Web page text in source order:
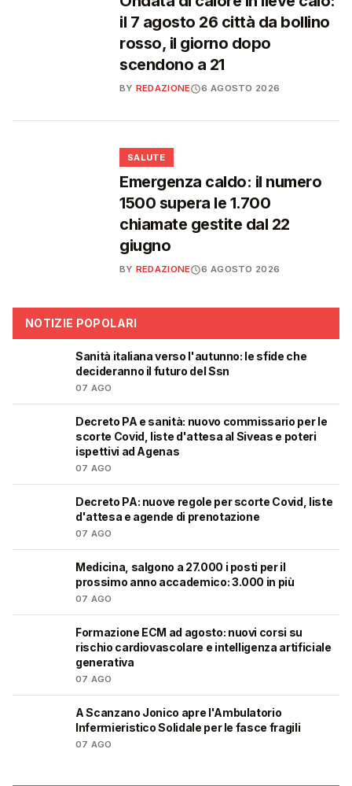
il 7 agosto 26 città da bollino
rosso, il giorno dopo
scendono a 21
BY REDAZIONE 6 AGOSTO 2026
SALUTE
Emergenza caldo: il numero
1500 supera le 1.700
chiamate gestite dal 22
giugno
BY REDAZIONE 6 AGOSTO 2026
NOTIZIE POPOLARI
Sanità italiana verso l'autunno: le sfide che
decideranno il futuro del Ssn
07 AGO
Decreto PA e sanità: nuovo commissario per le
scorte Covid, liste d'attesa al Siveas e poteri
ispettivi ad Agenas
07 AGO
Decreto PA: nuove regole per scorte Covid, liste
d'attesa e agende di prenotazione
07 AGO
Medicina, salgono a 27.000 i posti per il
prossimo anno accademico: 3.000 in più
07 AGO
Formazione ECM ad agosto: nuovi corsi su
rischio cardiovascolare e intelligenza artificiale
generativa
07 AGO
A Scanzano Jonico apre l'Ambulatorio
Infermieristico Solidale per le fasce fragili
07 AGO